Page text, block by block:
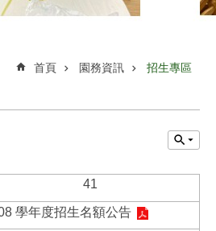
首頁 園務資訊 招生專區
41
學年度招生名額公告